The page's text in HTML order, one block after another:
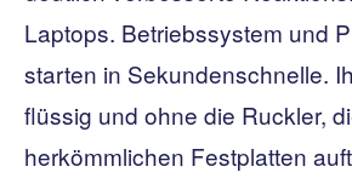
Laptops. Betriebssystem und
starten in Sekundenschnelle.
flüssig und ohne die Ruckler,
herkömmlichen Festplatten